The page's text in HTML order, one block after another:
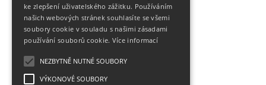
ke zlepšení uživatelského zážitku. Používáním
našich webových stránek souhlasíte se všemi
soubory cookie v souladu s našimi zásadami
používání souborů cookie. Více informací
NEZBYTNĚ NUTNÉ SOUBORY
VÝKONOVÉ SOUBORY